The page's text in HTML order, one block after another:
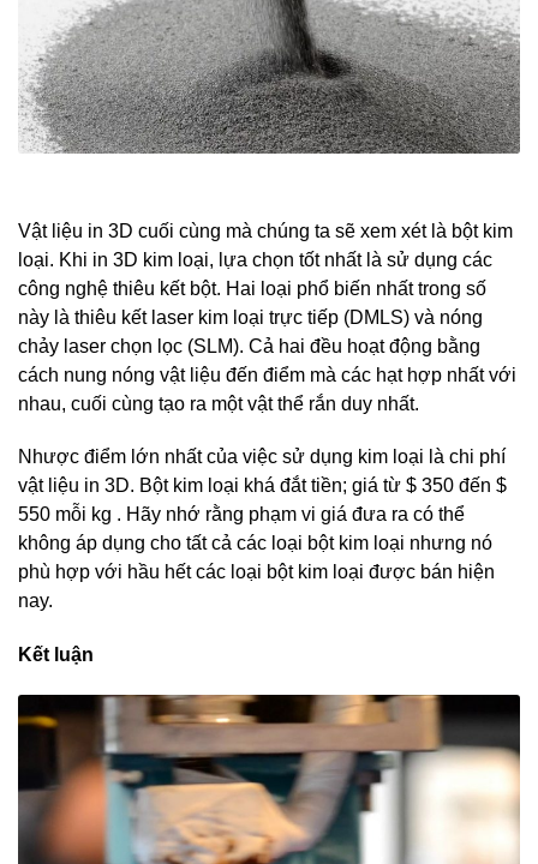
Vật liệu in 3D cuối cùng mà chúng ta sẽ xem xét là bột kim
loại. Khi in 3D kim loại, lựa chọn tốt nhất là sử dụng các
công nghệ thiêu kết bột. Hai loại phổ biến nhất trong số
này là thiêu kết laser kim loại trực tiếp (DMLS) và nóng
chảy laser chọn lọc (SLM). Cả hai đều hoạt động bằng
cách nung nóng vật liệu đến điểm mà các hạt hợp nhất với
nhau, cuối cùng tạo ra một vật thể rắn duy nhất.
Nhược điểm lớn nhất của việc sử dụng kim loại là chi phí
vật liệu in 3D. Bột kim loại khá đắt tiền; giá từ $ 350 đến $
550 mỗi kg . Hãy nhớ rằng phạm vi giá đưa ra có thể
không áp dụng cho tất cả các loại bột kim loại nhưng nó
phù hợp với hầu hết các loại bột kim loại được bán hiện
nay.
Kết luận